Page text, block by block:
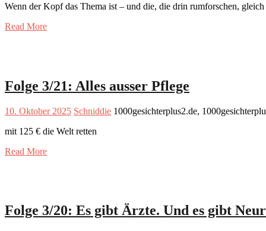
Wenn der Kopf das Thema ist – und die, die drin rumforschen,
Read More
Folge 3/21: Alles ausser Pflege
10. Oktober 2025 Schniddie 1000gesichterplus2.de,
mit 125 € die Welt retten
Read More
Folge 3/20: Es gibt Ärzte. Und es gibt